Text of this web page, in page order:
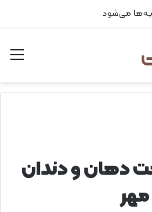
خودسرانه حجامت
دهان و دندان